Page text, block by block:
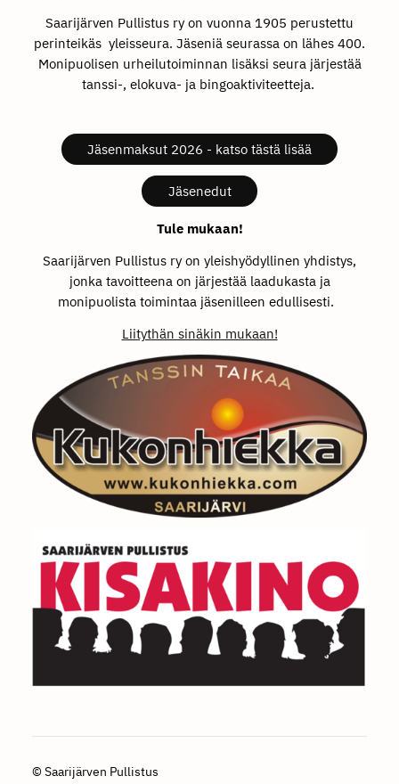
Saarijärven Pullistus ry on vuonna 1905 perustettu
perinteikäs yleisseura. Jäseniä seurassa on lähes 400.
Monipuolisen urheilutoiminnan lisäksi seura järjestää
tanssi-, elokuva- ja bingoaktiviteetteja.
Jäsenmaksut 2026 - katso tästä lisää
Jäsenedut
Tule mukaan!
Saarijärven Pullistus ry on yleishyödyllinen yhdistys,
jonka tavoitteena on järjestää laadukasta ja
monipuolista toimintaa jäsenilleen edullisesti.
Liitythän sinäkin mukaan!
© Saarijärven Pullistus